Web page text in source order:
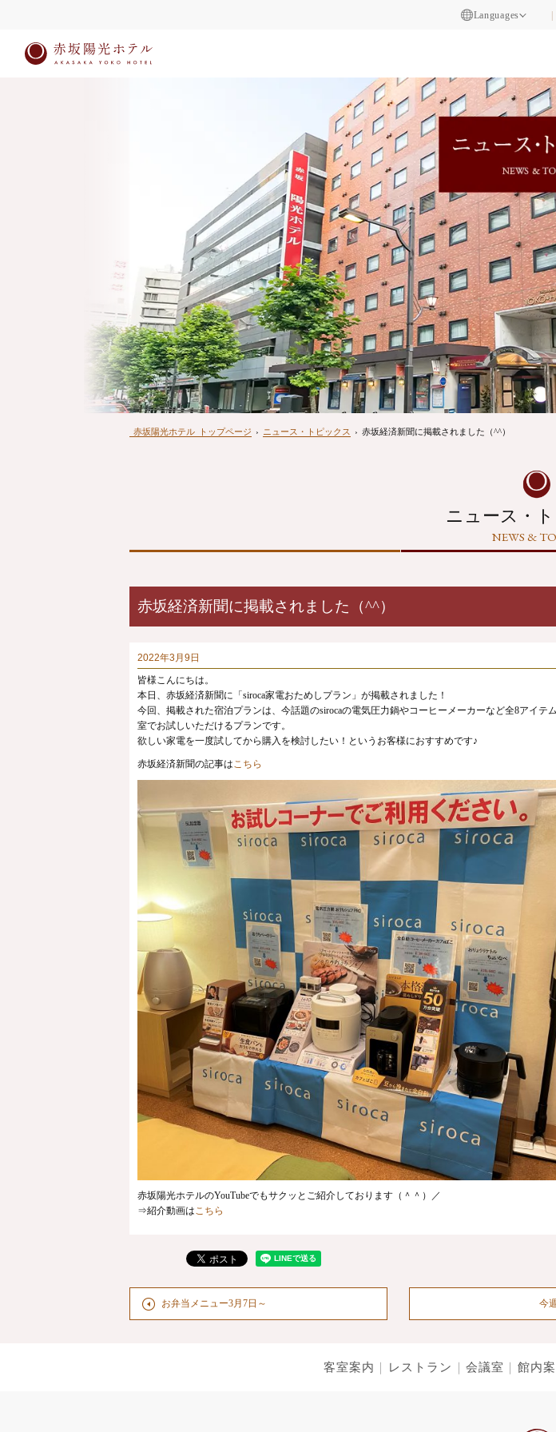
Languages
赤坂陽光ホテル トップページ › ニュース・トピックス › 赤坂経済新聞に掲載されました（^^）
ニュース・
NEWS &
赤坂経済新聞に掲載されました（^^）
2022年3月9日
皆様こんにちは。
本日、赤坂経済新聞に「siroca家電おためしプラン」が掲載されました！
今回、掲載された宿泊プランは、今話題のsirocaの電気圧力鍋やコーヒーメーカーなど全8アイテ
室でお試しいただけるプランです。
欲しい家電を一度試してから購入を検討したい！というお客様におすすめです♪
赤坂経済新聞の記事はこちら
赤坂陽光ホテルのYouTubeでもサクッとご紹介しております（＾＾）／
⇒紹介動画はこちら
お弁当メニュー3月7日～ 今
客室案内 レストラン 会議室 館内